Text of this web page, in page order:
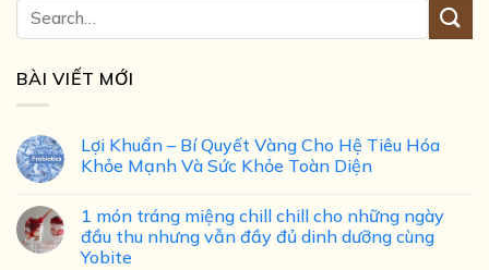
BÀI VIẾT MỚI
Lợi Khuẩn – Bí Quyết Vàng Cho Hệ Tiêu Hóa
Khỏe Mạnh Và Sức Khỏe Toàn Diện
1 món tráng miệng chill chill cho những ngày
đầu thu nhưng vẫn đầy đủ dinh dưỡng cùng
Yobite